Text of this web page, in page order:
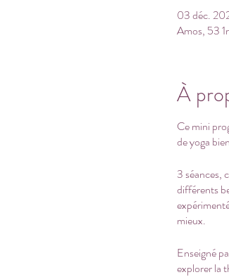
03 déc.
Amos, 53
À
Ce mini
de yoga
3 séances,
différents
mieux.
Enseigné
explorer la